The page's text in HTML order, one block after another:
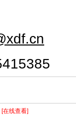
[在线查看]